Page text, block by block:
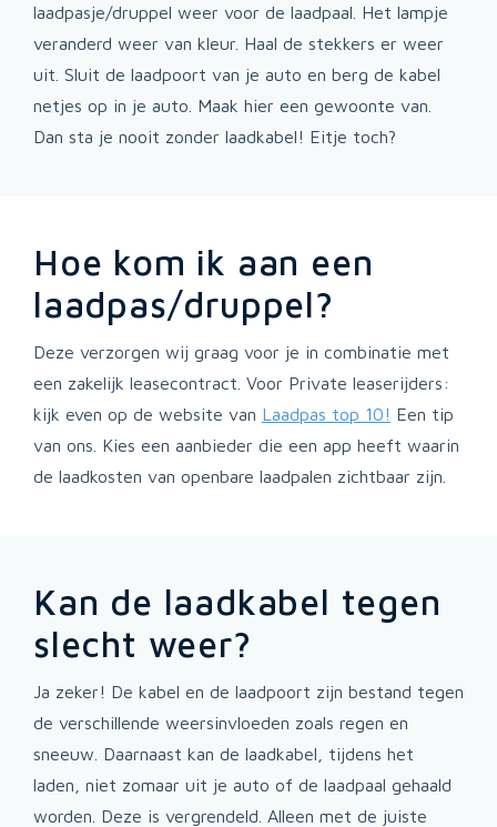
laadpasje/druppel weer voor de laadpaal. Het lampje
veranderd weer van kleur. Haal de stekkers er weer
uit. Sluit de laadpoort van je auto en berg de kabel
netjes op in je auto. Maak hier een gewoonte van.
Dan sta je nooit zonder laadkabel! Eitje toch?
Hoe kom ik aan een
laadpas/druppel?
Deze verzorgen wij graag voor je in combinatie met
een zakelijk leasecontract. Voor Private leaserijders:
kijk even op de website van Laadpas top 10! Een tip
van ons. Kies een aanbieder die een app heeft waarin
de laadkosten van openbare laadpalen zichtbaar zijn.
Kan de laadkabel tegen
slecht weer?
Ja zeker! De kabel en de laadpoort zijn bestand tegen
de verschillende weersinvloeden zoals regen en
sneeuw. Daarnaast kan de laadkabel, tijdens het
laden, niet zomaar uit je auto of de laadpaal gehaald
worden. Deze is vergrendeld. Alleen met de juiste